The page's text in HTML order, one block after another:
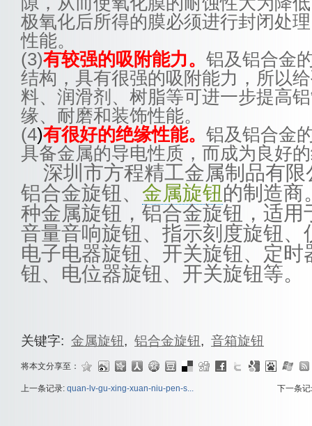
极氧化后所得的膜必须进行封闭处
性能。
(3)有较强的吸附能力。 铝及铝合金
结构，具有很强的吸附能力，所以
料、润滑剂、树脂等可进一步提高
缘、耐磨和装饰性能。
(4)有很好的绝缘性能。 铝及铝合金
具备金属的导电性质，而成为良好
深圳市方程精工金属制品有限
铝合金旋钮、 金属旋钮的制造商
种金属旋钮，铝合金旋钮，适用
音量音响旋钮、指示刻度旋钮、
电子电器旋钮、开关旋钮、定时
钮、电位器旋钮、开关旋钮等。
关键字: 金属旋钮, 铝合金旋钮, 音箱旋钮
将本文分享至：
上一条记录: quan-lv-gu-xing-xuan-niu-pen-s... 下一条